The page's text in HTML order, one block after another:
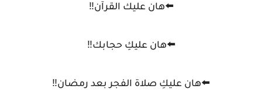
⬅️هان عليك القرآن‼️
⬅️هان عليكِ حجابك‼️
⬅️هان عليكِ صلاة الفجر بعد رمضان‼️